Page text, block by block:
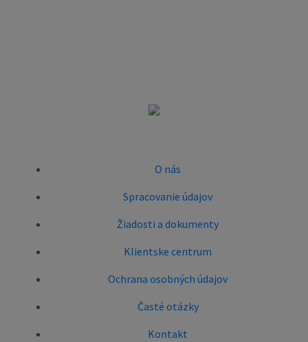
O nás
Spracovanie údajov
Žiadosti a dokumenty
Klientske centrum
Ochrana osobných údajov
Časté otázky
Kontakt